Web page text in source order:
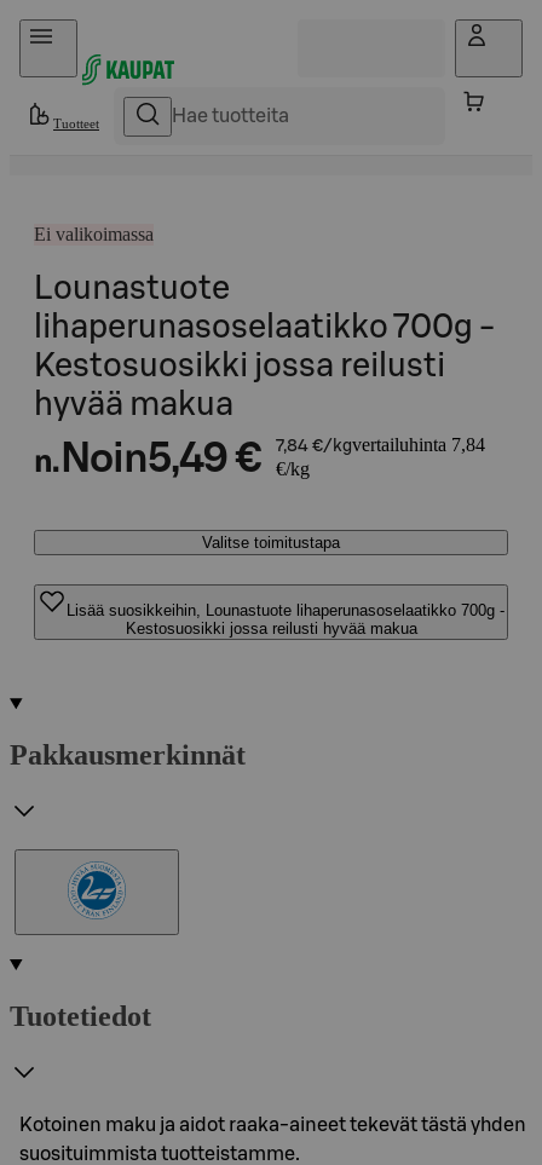
Hyppää sisältöön
Tuotteet
Ei valikoimassa
Lounastuote
lihaperunasoselaatikko 700g -
Kestosuosikki jossa reilusti
hyvää makua
n. Noin5,49 € 7,84 €/kgvertailuhinta 7,84
€/kg
Valitse toimitustapa
Lisää suosikkeihin, Lounastuote lihaperunasoselaatikko 700g -
Kestosuosikki jossa reilusti hyvää makua
Pakkausmerkinnät
Tuotetiedot
Kotoinen maku ja aidot raaka-aineet tekevät tästä yhden
suosituimmista tuotteistamme.